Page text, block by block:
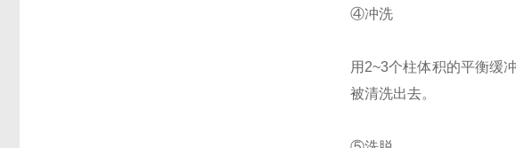
④冲洗
用2~3个柱体积的平衡缓
被清洗出去。